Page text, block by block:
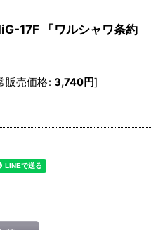
17F 「ワルシャワ条約
販売価格: 3,740円]